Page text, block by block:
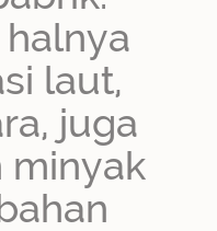
laut,
juga
minyak